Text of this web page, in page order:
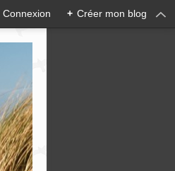
Connexion + Créer mon blog